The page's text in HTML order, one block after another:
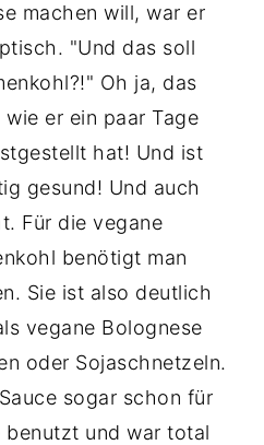
machen will, war er
"Und das soll
Oh ja, das
er ein paar Tage
hat! Und ist
gesund! Und auch
Für die vegane
benötigt man
Sie ist also deutlich
vegane Bolognese
oder Sojaschnetzeln.
sogar schon für
benutzt und war total